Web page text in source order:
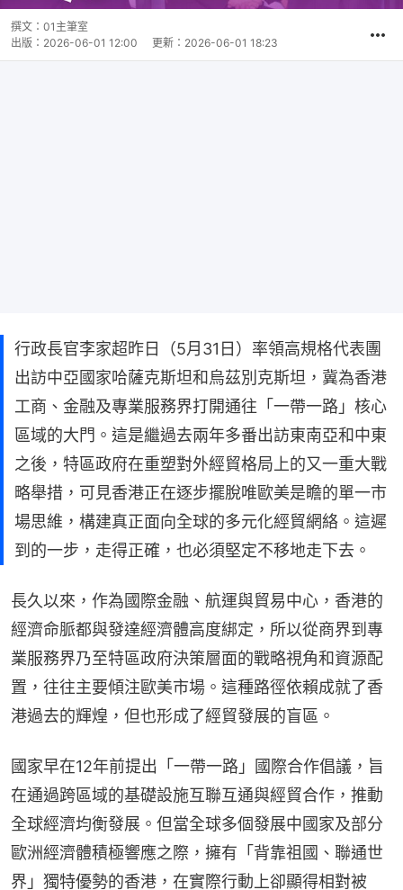
撰文： 01主筆室
出版： 2026-06-01 12:00 更新： 2026-06-01 18:23
行政長官李家超昨日（5月31日）率領高規格代表團
出訪中亞國家哈薩克斯坦和烏茲別克斯坦，冀為香港
工商、金融及專業服務界打開通往「一帶一路」核心
區域的大門。這是繼過去兩年多番出訪東南亞和中東
之後，特區政府在重塑對外經貿格局上的又一重大戰
略舉措，可見香港正在逐步擺脫唯歐美是瞻的單一市
場思維，構建真正面向全球的多元化經貿網絡。這遲
到的一步，走得正確，也必須堅定不移地走下去。
長久以來，作為國際金融、航運與貿易中心，香港的
經濟命脈都與發達經濟體高度綁定，所以從商界到專
業服務界乃至特區政府決策層面的戰略視角和資源配
置，往往主要傾注歐美市場。這種路徑依賴成就了香
港過去的輝煌，但也形成了經貿發展的盲區。
國家早在12年前提出「一帶一路」國際合作倡議，旨
在通過跨區域的基礎設施互聯互通與經貿合作，推動
全球經濟均衡發展。但當全球多個發展中國家及部分
歐洲經濟體積極響應之際，擁有「背靠祖國、聯通世
界」獨特優勢的香港，在實際行動上卻顯得相對被